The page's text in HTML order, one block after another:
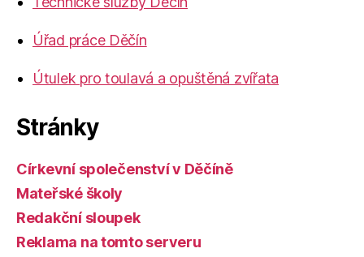
Úřad práce Děčín
Útulek pro toulavá a opuštěná zvířata
Stránky
Církevní společenství v Děčíně
Mateřské školy
Redakční sloupek
Reklama na tomto serveru